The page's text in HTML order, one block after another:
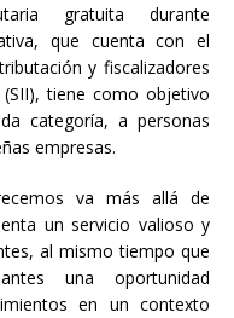
gratuita durante
que cuenta con el
y fiscalizadores
tiene como objetivo
categoría, a personas
empresas.
va más allá de
un servicio valioso y
al mismo tiempo que
una oportunidad
en un contexto